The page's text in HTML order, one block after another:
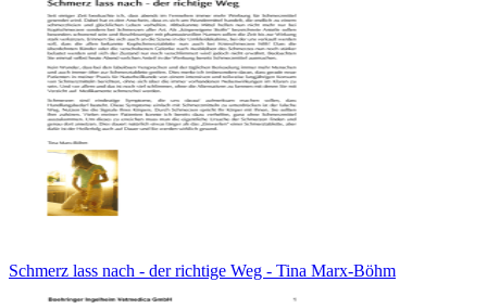
Schmerz lass nach - der richtige Weg - Tina Marx-Böhm